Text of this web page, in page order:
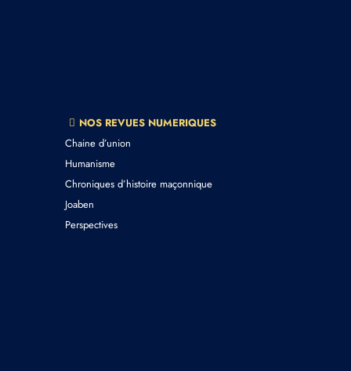
NOS REVUES NUMERIQUES
Chaine d’union
Humanisme
Chroniques d’histoire maçonnique
Joaben
Perspectives